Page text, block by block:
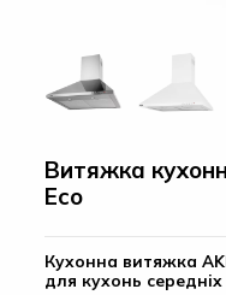
Витяжка
Eco
Кухонна витяжка
для кухонь середніх